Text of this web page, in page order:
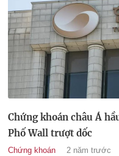
Chứng khoán châu Á
Phố Wall trượt dốc
Chứng khoán 2 năm trước